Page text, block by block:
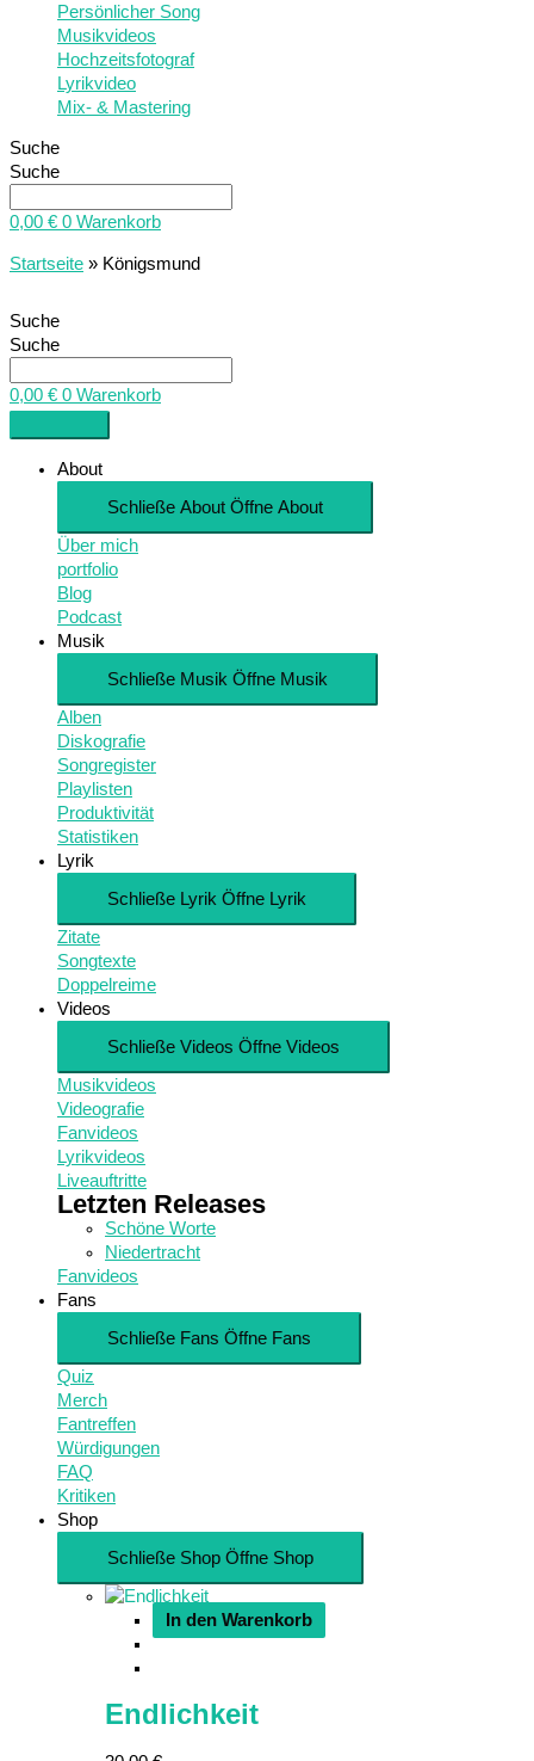
Persönlicher Song
Musikvideos
Hochzeitsfotograf
Lyrikvideo
Mix- & Mastering
Suche
Suche
0,00 € 0 Warenkorb
Startseite » Königsmund
Suche
Suche
0,00 € 0 Warenkorb
About
Schließe About Öffne About
Über mich
portfolio
Blog
Podcast
Musik
Schließe Musik Öffne Musik
Alben
Diskografie
Songregister
Playlisten
Produktivität
Statistiken
Lyrik
Schließe Lyrik Öffne Lyrik
Zitate
Songtexte
Doppelreime
Videos
Schließe Videos Öffne Videos
Musikvideos
Videografie
Fanvideos
Lyrikvideos
Liveauftritte
Letzten Releases
Schöne Worte
Niedertracht
Fanvideos
Fans
Schließe Fans Öffne Fans
Quiz
Merch
Fantreffen
Würdigungen
FAQ
Kritiken
Shop
Schließe Shop Öffne Shop
In den Warenkorb
Endlichkeit